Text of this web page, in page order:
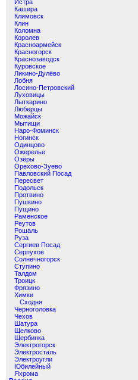
Истра
Кашира
Климовск
Клин
Коломна
Королев
Красноармейск
Красногорск
Краснозаводск
Куровское
Ликино-Дулёво
Лобня
Лосино-Петровский
Луховицы
Лыткарино
Люберцы
Можайск
Мытищи
Наро-Фоминск
Ногинск
Одинцово
Ожерелье
Озёры
Орехово-Зуево
Павловский Посад
Пересвет
Подольск
Протвино
Пушкино
Пущино
Раменское
Реутов
Рошаль
Руза
Сергиев Посад
Серпухов
Солнечногорск
Ступино
Талдом
Троицк
Фрязино
Химки
Сходня
Черноголовка
Чехов
Шатура
Щелково
Щербинка
Электрогорск
Электросталь
Электроугли
Юбилейный
Яхрома